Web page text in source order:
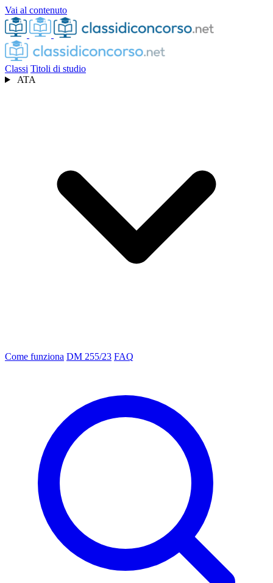
Vai al contenuto
Classi Titoli di studio
ATA
Come funziona DM 255/23 FAQ